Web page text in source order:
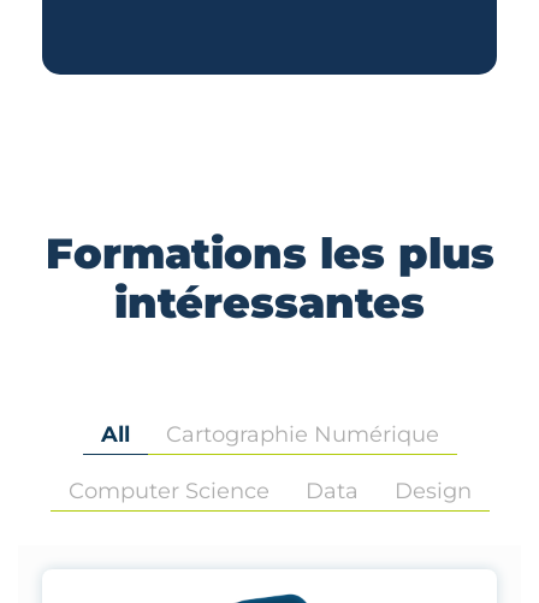
Formations les plus
intéressantes
All Cartographie Numérique
Computer Science Data Design